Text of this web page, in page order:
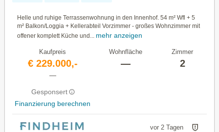
Helle und ruhige Terrassenwohnung in den Innenhof. 54 m² Wfl + 5
m² Balkon/Loggia + Kellerabteil Vorzimmer - großes Wohnzimmer mit
offener komplett Küche und...
mehr anzeigen
Kaufpreis
€ 229.000,-
—
Gesponsert
Finanzierung berechnen
Wohnfläche
—
Zimmer
2
vor 2 Tagen